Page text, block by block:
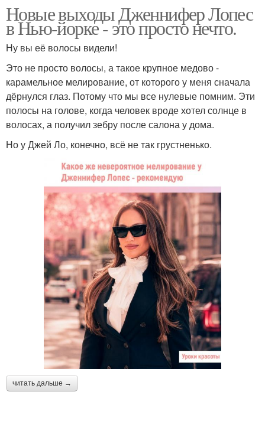
Новые выходы Дженнифер Лопес
в Нью-йорке - это просто нечто.
Ну вы её волосы видели!
Это не просто волосы, а такое крупное медово -
карамельное мелирование, от которого у меня сначала
дёрнулся глаз. Потому что мы все нулевые помним. Эти
полосы на голове, когда человек вроде хотел солнце в
волосах, а получил зебру после салона у дома.
Но у Джей Ло, конечно, всё не так грустненько.
читать дальше →